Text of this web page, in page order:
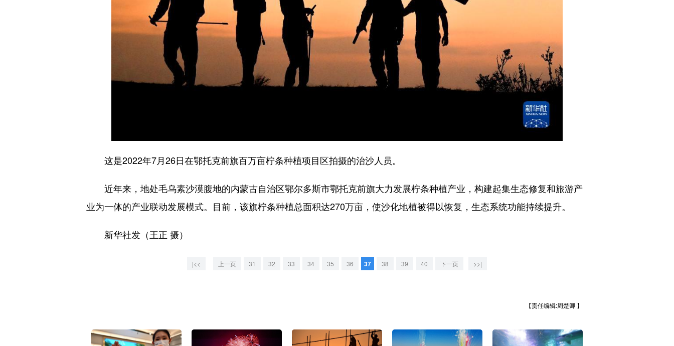
这是2022年7月26日在鄂托克前旗百万亩柠条种植项目区拍摄的治沙人员。
近年来，地处毛乌素沙漠腹地的内蒙古自治区鄂尔多斯市鄂托克前旗大力发展柠条种植产业，构建起集生态修复和旅游产
业为一体的产业联动发展模式。目前，该旗柠条种植总面积达270万亩，使沙化地植被得以恢复，生态系统功能持续提升。
新华社发（王正 摄）
|<< 上一页 31 32 33 34 35 36 37 38 39 40 下一页 >>|
【责任编辑:周楚卿 】